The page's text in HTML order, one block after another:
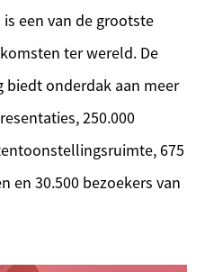
is een van de grootste
ter wereld. De
biedt onderdak aan meer
250.000
675
en 30.500 bezoekers van